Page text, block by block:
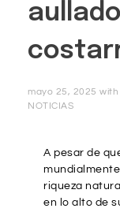
mayo 25, 2025 with
NOTICIAS
A pesar de
riqueza
en lo alto de